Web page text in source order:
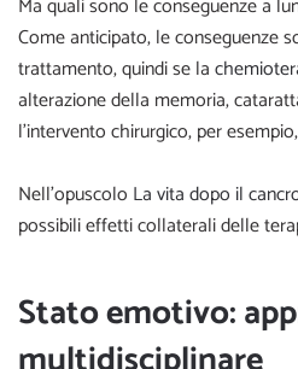
Ma quali sono le conseguenze a
Come anticipato, le conseguenze
trattamento, quindi se la
alterazione della memoria,
l’intervento chirurgico, per
Nell’opuscolo La vita dopo il
possibili effetti collaterali delle
Stato emotivo: